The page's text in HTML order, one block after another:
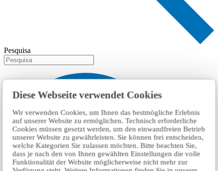
Diese Webseite verwendet Cookies
Wir verwenden Cookies, um Ihnen das bestmögliche Erlebnis
auf unserer Website zu ermöglichen. Technisch erforderliche
Cookies müssen gesetzt werden, um den einwandfreien Betrieb
unserer Website zu gewährleisten. Sie können frei entscheiden,
welche Kategorien Sie zulassen möchten. Bitte beachten Sie,
dass je nach den von Ihnen gewählten Einstellungen die volle
Funktionalität der Website möglicherweise nicht mehr zur
Pesquisa